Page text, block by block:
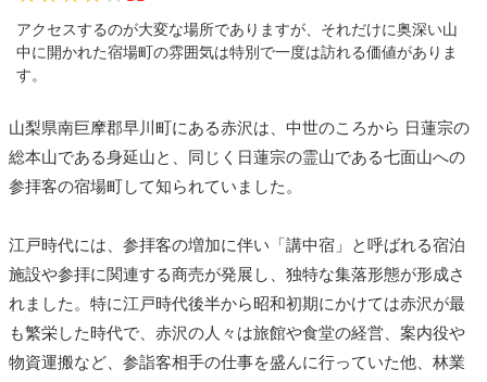
アクセスするのが大変な場所でありますが、それだけに奥深い山
中に開かれた宿場町の雰囲気は特別で一度は訪れる価値がありま
す。
山梨県南巨摩郡早川町にある赤沢は、中世のころから 日蓮宗の
総本山である身延山と、同じく日蓮宗の霊山である七面山への
参拝客の宿場町して知られていました。
江戸時代には、参拝客の増加に伴い「講中宿」と呼ばれる宿泊
施設や参拝に関連する商売が発展し、独特な集落形態が形成さ
れました。特に江戸時代後半から昭和初期にかけては赤沢が最
も繁栄した時代で、赤沢の人々は旅館や食堂の経営、案内役や
物資運搬など、参詣客相手の仕事を盛んに行っていた他、林業